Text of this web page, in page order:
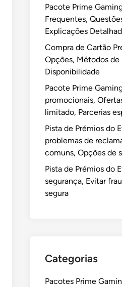
Pacote Prime
Frequentes,
Explicações
Compra de Cartão
Opções, Métodos de
Disponibilidade
Pacote Prime
promocionais,
limitado, Parcerias
Pista de Prémios do
problemas de
comuns, Opções de
Pista de Prémios do
segurança, Evitar
segura
Categorias
Pacotes Prime